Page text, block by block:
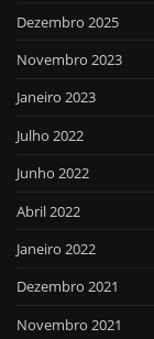
Dezembro 2025
Novembro 2023
Janeiro 2023
Julho 2022
Junho 2022
Abril 2022
Janeiro 2022
Dezembro 2021
Novembro 2021